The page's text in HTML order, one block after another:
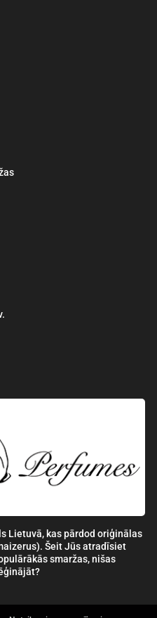
Lietuvā, kas pārdod oriģinālas
Šeit Jūs atradīsiet
smaržas, nišas